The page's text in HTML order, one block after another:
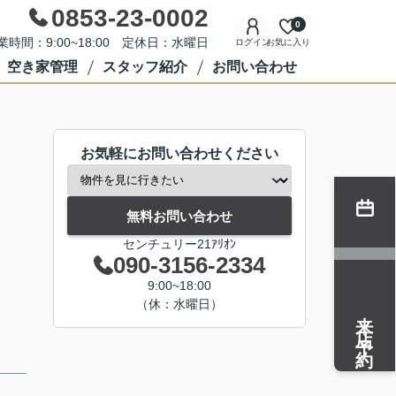
0853-23-0002
時間：9:00~18:00 定休日：水曜日 ログインお気に入り
0
空き家管理 スタッフ紹介 お問い合わせ
お気軽にお問い合わせください
無料お問い合わせ
センチュリー21ｱﾘｵﾝ
090-3156-2334
9:00~18:00
（休：水曜日）
来店予約